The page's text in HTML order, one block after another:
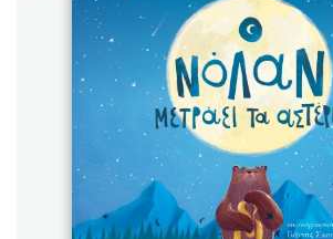
Χάρης Πολίτης
Καθρέφτης